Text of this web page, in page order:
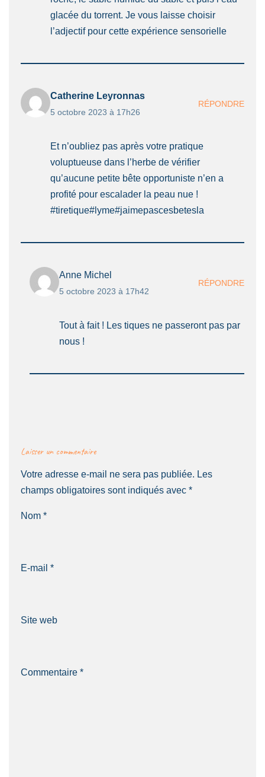
glacée du torrent. Je vous laisse choisir
l’adjectif pour cette expérience sensorielle
Catherine Leyronnas
5 octobre 2023 à 17h26
RÉPONDRE
Et n’oubliez pas après votre pratique
voluptueuse dans l’herbe de vérifier
qu’aucune petite bête opportuniste n’en a
profité pour escalader la peau nue !
#tiretique#lyme#jaimepascesbetesla
Anne Michel
5 octobre 2023 à 17h42
RÉPONDRE
Tout à fait ! Les tiques ne passeront pas par
nous !
Laisser un commentaire
Votre adresse e-mail ne sera pas publiée. Les
champs obligatoires sont indiqués avec *
Nom *
E-mail *
Site web
Commentaire *